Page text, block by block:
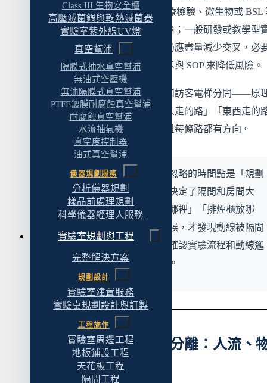
Class III 生物安全櫃
高壓滅菌鍋與乾熱滅菌器
實驗室紫外線UV燈
真空幫浦
隔膜式抽水真空幫浦
無油式空壓機
無油隔膜式真空幫浦
PTFE鍍膜耐腐蝕真空幫浦
耐腐蝕真空幫浦
水流抽氣機
真空度控制器
油式真空幫浦
儀器規劃服務
分析儀器規劃
樣品前處理規劃
科學儀器經理人服務
實驗室規劃與工程
完整解決方案
規劃設計
實驗室建置服務
實驗桌規劃設計與訂製
工程施作
實驗室周邊工程
地板鋪設工程
天花板工程
隔間工程
產生點流向暫存區。GMP、醫療檢驗、微生物或 BSL
場景對單向流程的要求比較嚴格；一般研發或教學型
室不一定能做到完全單向，但仍應盡量減少交叉，必
透過時間分離、容器密封、標示與 SOP 來降低風險。
概念上有點像醫院把汙物電梯和訪客電梯分開——原
樣，但實驗室的版本是要把「人走的路」「東西走的
「垃圾走的路」盡量分開，而且每條路都有方向。
實務觀察：動線設計最常被忽略的時間點是「規劃
初期」。很多案例是業主先決定了隔間和房間大
小，然後才開始想「儀器放哪裡」「排煙櫃放哪
裡」——等到想排設備的時候，才發現動線被隔間
鎖死了。比較好的順序是先確認實驗流程和動線邏
輯，再決定隔間位置和大小。
二、實驗室動線三流分離：人流、
流、廢棄物流